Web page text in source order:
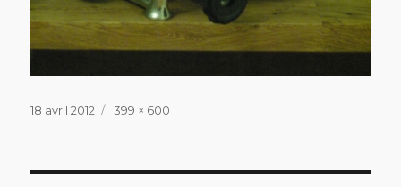
Publié
18 avril 2012
Taille
399 × 600